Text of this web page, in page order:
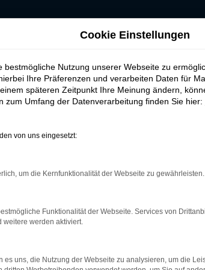
AUTOHAUS
Error
können:
deine Internetverbindung.
Beispiel deine Suchmaschine?
Cookie Einstellungen
bestmögliche Nutzung unserer Webseite zu
Ihre Präferenzen und verarbeiten Daten für
späteren Zeitpunkt Ihre Meinung ändern,
zum Umfang der Datenverarbeitung finden Sie hier:
von uns eingesetzt:
um die Kernfunktionalität der Webseite zu gewährleisten.
Funktionalität der Webseite. Services von
weitere werden aktiviert.
es uns, die Nutzung der Webseite zu analysieren, um die